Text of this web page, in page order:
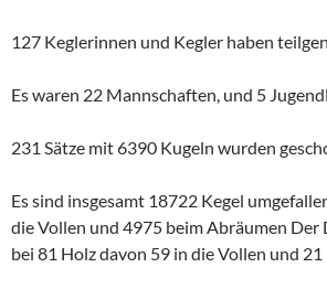
127 Keglerinnen und Kegler haben
Es waren 22 Mannschaften, und 5
231 Sätze mit 6390 Kugeln wurden
Es sind insgesamt 18722 Kegel
die Vollen und 4975 beim Abräumen
bei 81 Holz davon 59 in die Vollen und 21